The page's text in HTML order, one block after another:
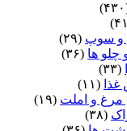
و سوپ (۲۹)
چلو ها (۳۶)
(۳۳)
(۱۱)
مرغ و املت (۱۹)
(۳۸)